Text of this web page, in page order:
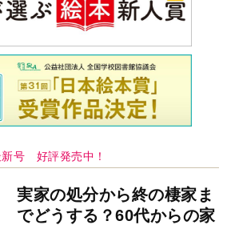
新号 好評発売中！
実家の処分から終の棲家ま
でどうする？60代からの家